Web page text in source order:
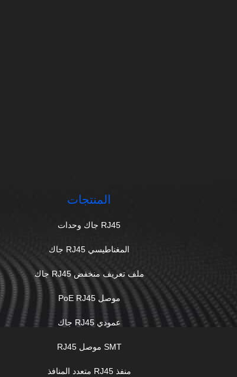
المنتجات
RJ45 جاك وحدات
المغناطيسي RJ45 جاك
ملف تعريف منخفض RJ45 جاك
موصل PoE RJ45
عمودي RJ45 جاك
SMT موصل RJ45
منفذ RJ45 متعدد المنافذ